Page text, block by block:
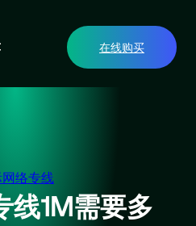
在线购买
络专线
线1M需要多